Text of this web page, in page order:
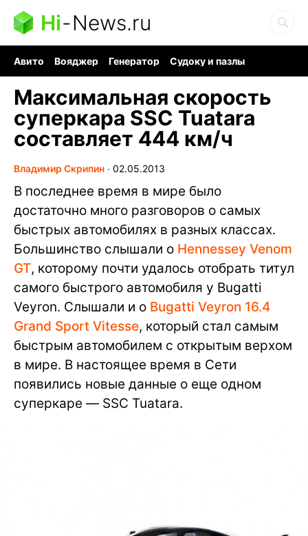
Hi-News.ru
Авито Вояджер Генератор
Судоку и пазлы
Максимальная скорость
суперкара SSC Tuatara
составляет 444 км/ч
Владимир Скрипин ∙ 02.05.2013
В последнее время в мире было
достаточно много разговоров о самых
быстрых автомобилях в разных классах.
Большинство слышали о Hennessey Venom
GT, которому почти удалось отобрать титул
самого быстрого автомобиля у Bugatti
Veyron. Слышали и о Bugatti Veyron 16.4
Grand Sport Vitesse, который стал самым
быстрым автомобилем с открытым верхом
в мире. В настоящее время в Сети
появились новые данные о еще одном
суперкаре — SSC Tuatara.